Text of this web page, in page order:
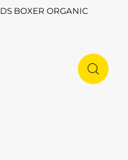
BOXER ORGANIC